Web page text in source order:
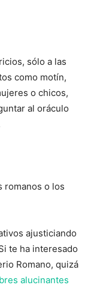
sólo a las
como motín,
o chicos,
al oráculo
romanos o los
ajusticiando
te ha interesado
Romano, quizá
alucinantes